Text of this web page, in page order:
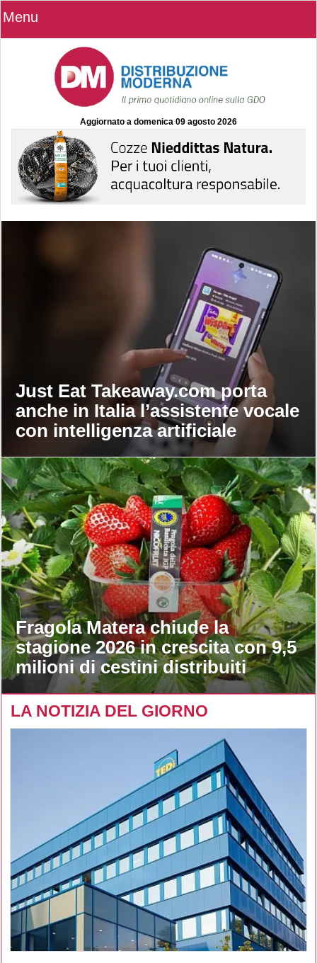
Menu
Aggiornato a domenica 09 agosto 2026
Just Eat Takeaway.com porta
anche in Italia l’assistente vocale
con intelligenza artificiale
Fragola Matera chiude la
stagione 2026 in crescita con 9,5
milioni di cestini distribuiti
LA NOTIZIA DEL GIORNO